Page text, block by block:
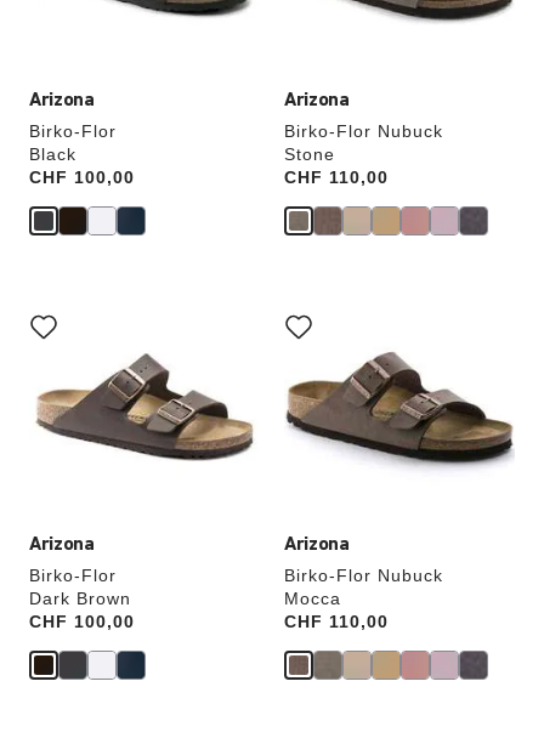
Arizona
Birko-Flor
Black
Price:
CHF 100,00
Arizona
Birko-Flor Nubuck
Stone
Price:
CHF 110,00
Arizona
Birko-Flor
Dark Brown
Price:
CHF 100,00
sur
les
échantillons
couleurs
modifiera
Arizona
Birko-Flor Nubuck
Mocca
Price:
CHF 110,00
sur
les
échantillons
de
couleurs
modifiera
l’image